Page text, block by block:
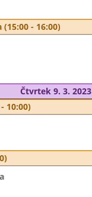
- 16:00)
Čtvrtek 9. 3. 2023
10:00)